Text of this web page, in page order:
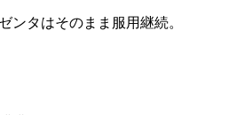
ンタはそのまま服用継続。